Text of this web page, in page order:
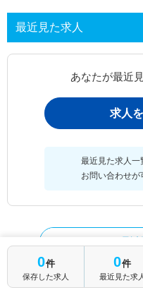
最近見た求人
あなたが最近
求人
最近見た求人一
お問い合わせが
最近
0件
保存した求人
0件
最近見た求人